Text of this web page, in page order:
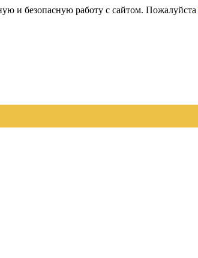
и безопасную работу с сайтом. Пожалуйста